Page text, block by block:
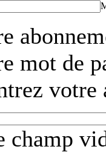
mot de
champ